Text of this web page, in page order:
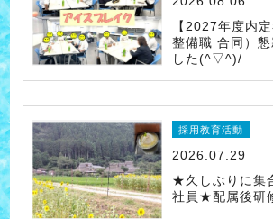
【2027年度内
整備職 合同）
した(^▽^)/
採用教育活動
2026.07.29
★久しぶりに
社員★配属後研